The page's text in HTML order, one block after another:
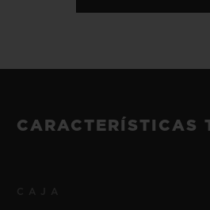
CARACTERÍSTICAS